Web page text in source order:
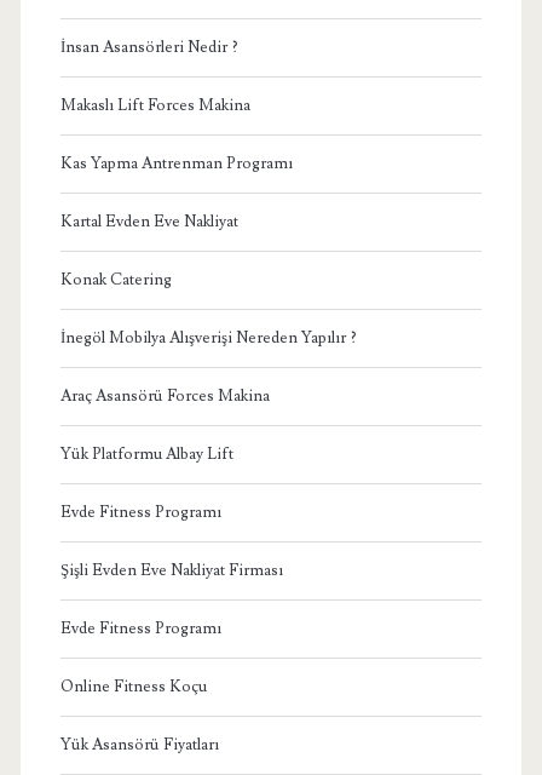
İnsan Asansörleri Nedir ?
Makaslı Lift Forces Makina
Kas Yapma Antrenman Programı
Kartal Evden Eve Nakliyat
Konak Catering
İnegöl Mobilya Alışverişi Nereden Yapılır ?
Araç Asansörü Forces Makina
Yük Platformu Albay Lift
Evde Fitness Programı
Şişli Evden Eve Nakliyat Firması
Evde Fitness Programı
Online Fitness Koçu
Yük Asansörü Fiyatları